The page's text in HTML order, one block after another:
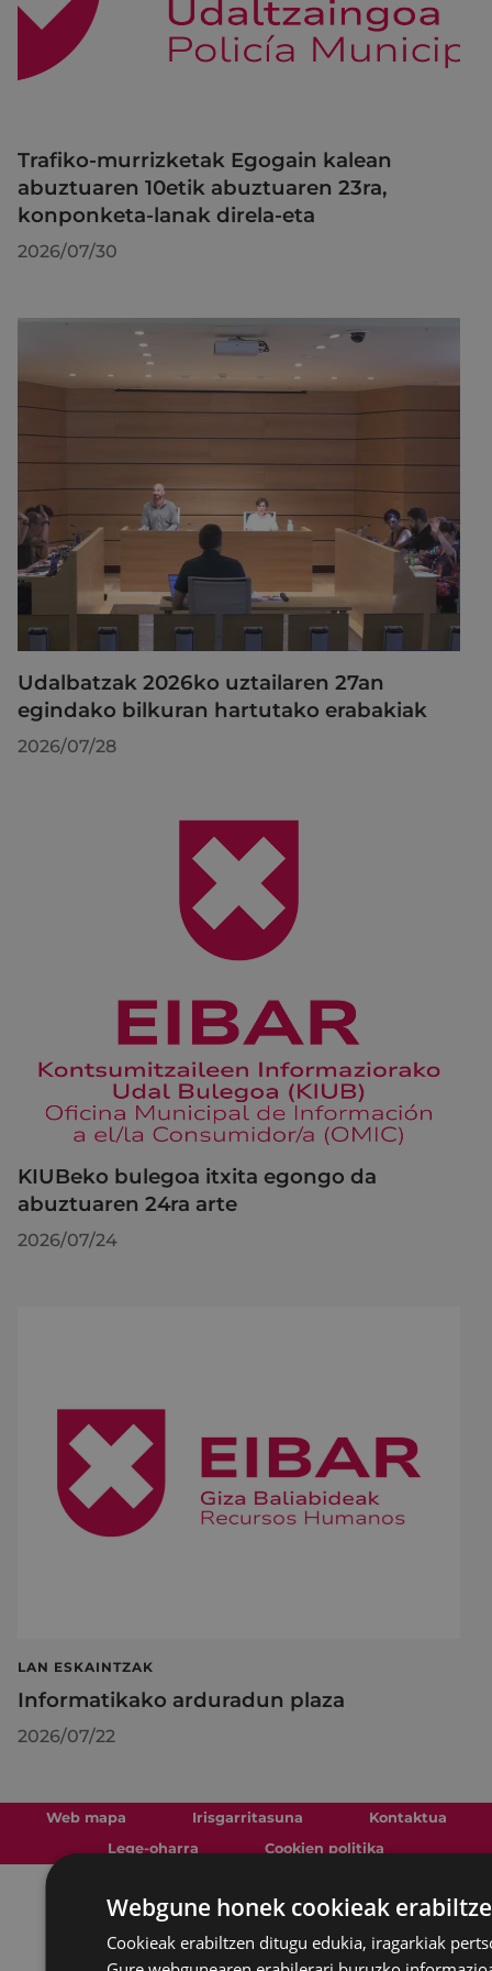
Trafiko-murrizketak Egogain kalean
abuztuaren 10etik abuztuaren 23ra,
konponketa-lanak direla-eta
2026/07/30
Udalbatzak 2026ko uztailaren 27an
egindako bilkuran hartutako erabakiak
2026/07/28
KIUBeko bulegoa itxita egongo da
abuztuaren 24ra arte
2026/07/24
LAN ESKAINTZAK
Informatikako arduradun plaza
2026/07/22
Web mapa Irisgarritasuna
Kontaktua
Lege-oharra
Cookien politika
Udalaren sare sozial guztiak
Webgune honek cookieak
Cookieak erabiltzen ditugu edukia, iragarkiak